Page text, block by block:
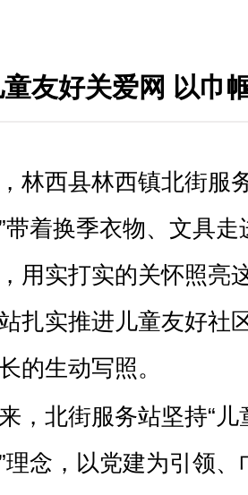
友好关爱网 以巾
林西县林西镇北街服
带着换季衣物、文具
用实打实的关怀照亮
扎实推进儿童友好社
的生动写照。
，北街服务站坚持“
理念，以党建为引领